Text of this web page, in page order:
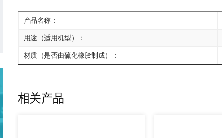
产品名称：
用途（适用机型）：
材质（是否由硫化橡胶制成）：
相关产品